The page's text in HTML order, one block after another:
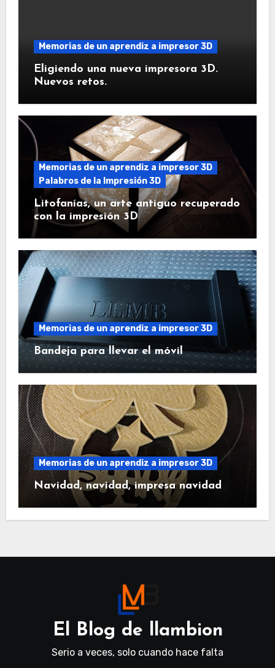
Memorias de un aprendiz a impresor 3D
Eligiendo una nueva impresora 3D.
Nuevos retos.
Memorias de un aprendiz a impresor 3D
Palabros de la Impresión 3D
Litofanías, un arte antiguo recuperado
con la impresión 3D
Memorias de un aprendiz a impresor 3D
Bandeja para llevar el móvil
Memorias de un aprendiz a impresor 3D
Navidad, navidad, impresa navidad
El Blog de llambion
Serio a veces, solo cuando hace falta